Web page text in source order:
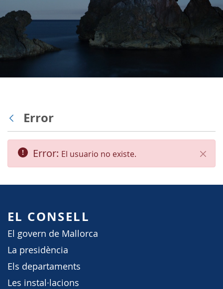
Atrás
Error
Error: El usuario no existe.
EL CONSELL
El govern de Mallorca
La presidència
Els departaments
Les instal·lacions